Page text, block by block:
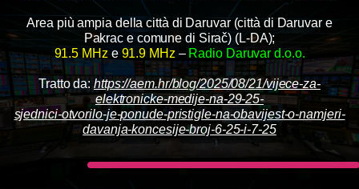
Area più ampia della città di Daruvar (città di Daruvar e
Pakrac e comune di Sirač) (L-DA);
91.5 MHz e 91.9 MHz – Radio Daruvar d.o.o.
Tratto da:https://aem.hr/blog/2025/08/21/vijece-za-
elektronicke-medije-na-29-25-
sjednici-otvorilo-je-ponude-pristigle-na-obavijest-o-namjeri-
davanja-koncesije-broj-6-25-i-7-25